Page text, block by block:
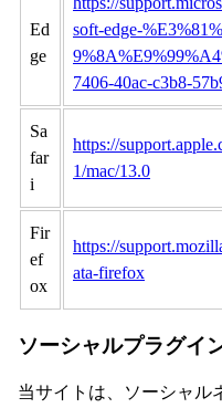
Ed
ge
soft-edge-
7406-40ac-c3b8-
Sa
far
i
https://
1/mac/13.0
Fir
ef
ox
https://
ata-firefox
ソーシャルプラグイ
当サイトは、ソーシャル